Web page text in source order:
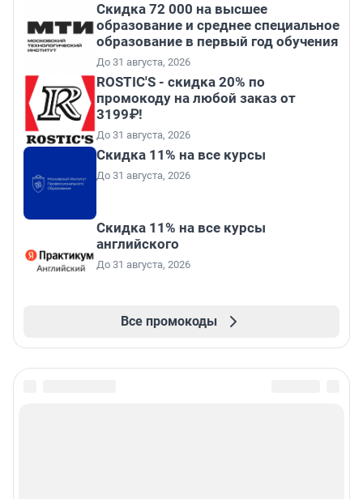
Скидка 72 000 на высшее
образование и среднее специальное
образование в первый год обучения
До 31 августа, 2026
ROSTIC'S - скидка 20% по
промокоду на любой заказ от
3199₽!
До 31 августа, 2026
Скидка 11% на все курсы
До 31 августа, 2026
Скидка 11% на все курсы
английского
До 31 августа, 2026
Все промокоды